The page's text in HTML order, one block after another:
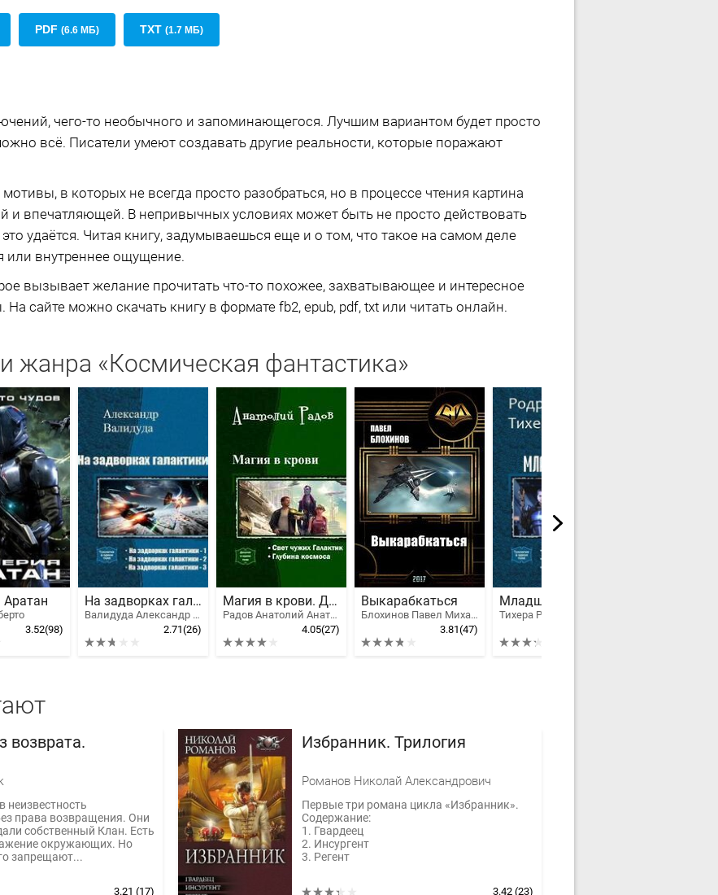
PDF (6.6 МБ) TXT (1.7 МБ)
чего-то необычного и запоминающегося. Лучшим вариантом будет просто
всё. Писатели умеют создавать другие реальности, которые поражают
в которых не всегда просто разобраться, но в процессе чтения картина
и впечатляющей. В непривычных условиях может быть не просто действовать
удаётся. Читая книгу, задумываешься еще и о том, что такое на самом деле
или внутреннее ощущение.
вызывает желание прочитать что-то похожее, захватывающее и интересное
сайте можно скачать книгу в формате fb2, epub, pdf, txt или читать онлайн.
жанра «Космическая фантастика»
3.52(98)
На задворках галактики. Трилогия
Валидуда Александр Анатольевич
2.71(26)
Магия в крови. Дилогия
Радов Анатолий Анатольевич
4.05(27)
Выкарабкаться
Блохинов Павел Михайлович
3.81(47)
Тихера Родривар
возврата.
неизвестность
права возвращения. Они
собственный Клан. Есть
окружающих. Но
запрещают...
3.21 (17)
Избранник. Трилогия
Романов Николай Александрович
Первые три романа цикла «Избранник».
Содержание:
1. Гвардеец
2. Инсургент
3. Регент
3.42(23)